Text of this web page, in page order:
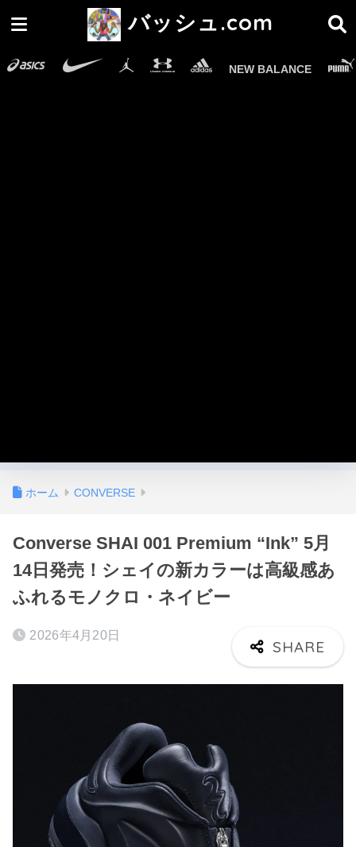
バッシュ.com
NEW BALANCE
ホーム CONVERSE
Converse SHAI 001 Premium “Ink” 5月
14日発売！シェイの新カラーは高級感あ
ふれるモノクロ・ネイビー
2026年4月20日